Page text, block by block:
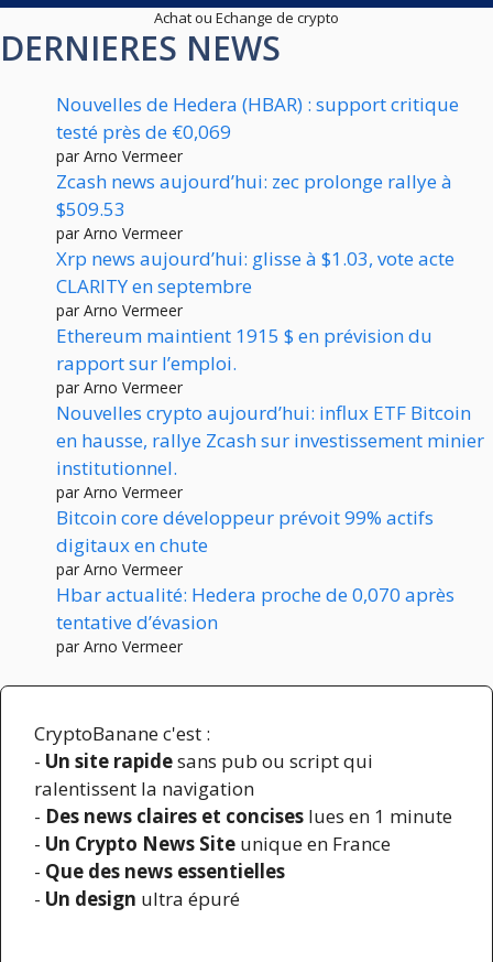
Achat ou Echange de crypto
DERNIERES NEWS
Nouvelles de Hedera (HBAR) : support critique
testé près de €0,069
par Arno Vermeer
Zcash news aujourd’hui: zec prolonge rallye à
$509.53
par Arno Vermeer
Xrp news aujourd’hui: glisse à $1.03, vote acte
CLARITY en septembre
par Arno Vermeer
Ethereum maintient 1915 $ en prévision du
rapport sur l’emploi.
par Arno Vermeer
Nouvelles crypto aujourd’hui: influx ETF Bitcoin
en hausse, rallye Zcash sur investissement minier
institutionnel.
par Arno Vermeer
Bitcoin core développeur prévoit 99% actifs
digitaux en chute
par Arno Vermeer
Hbar actualité: Hedera proche de 0,070 après
tentative d’évasion
par Arno Vermeer
CryptoBanane c'est :
- Un site rapidesans pub ou script qui
ralentissent la navigation
- Des news claires et concises lues en 1 minute
- Un Crypto News Site unique en France
- Que des news essentielles
- Un design ultra épuré